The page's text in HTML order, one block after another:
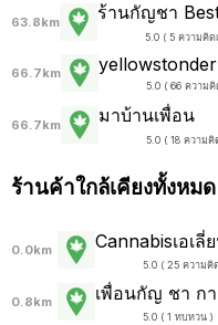
63.8km ร้านกัญชา
5.0 ( 5 ความคิด
66.7km yellowstonder
5.0 ( 66 ความคิ
66.7km มาบ้านเพื่อน
5.0 ( 18 ความคิ
ร้านค้าใกล้เคียงทั้งหมด
0.0km Cannabisเอเลี่
5.0 ( 25 ความคิ
0.8km เพื่อนกัญ ชา ก
5.0 ( 1 ทบทวน )